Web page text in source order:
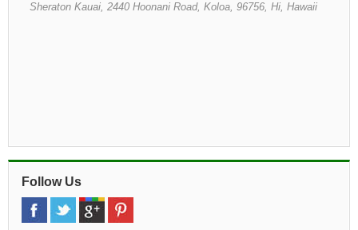
Sheraton Kauai, 2440 Hoonani Road, Koloa, 96756, Hi, Hawaii
Follow Us